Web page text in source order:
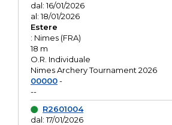
dal: 16/01/2026
al: 18/01/2026
Estere
: Nimes (FRA)
18 m
O.R. Individuale
Nimes Archery Tournament 2026
00000-
--
R2601004
dal: 17/01/2026